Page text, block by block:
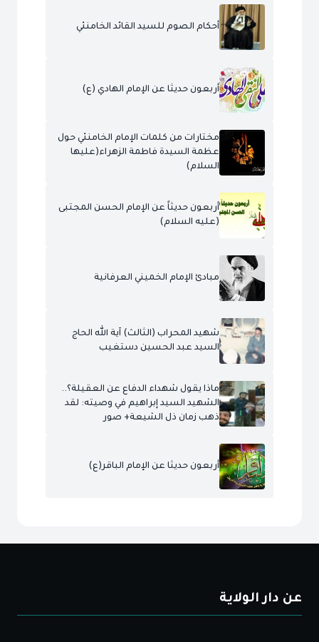
أحكام الصوم للسيد القائد الخامنئي
أربعون حديثا عن الإمام الهادي (ع)
مختارات من كلمات الإمام الخامنئي حول
عظمة السيدة فاطمة الزهراء(عليها
السلام)
أربعون حديثاً عن الإمام الحسن المجتبى
(عليه السلام)
مبادئ الإمام الخميني العرفانية
شهيد المحراب (الثالث) آية الله الحاج
السيد عبد الحسين دستغيب
ماذا يقول شهداء الدفاع عن العقيلة؟..
الشهيد السيد إبراهيم في وصيته: لقد
ذهب زمان ذل الشيعة+ صور
أربعون حديثا عن الإمام الباقر(ع)
عن دار الولاية